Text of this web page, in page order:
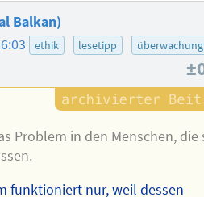
Balkan)
ethik lesetipp überwachung
Problem in den Menschen, die
funktioniert nur, weil dessen